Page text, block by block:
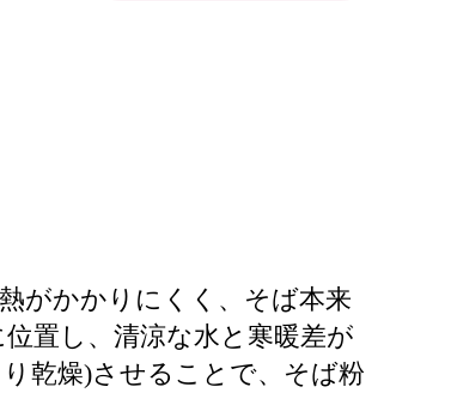
がかかりにくく、そば本来
置し、清涼な水と寒暖差が
乾燥)させることで、そば粉